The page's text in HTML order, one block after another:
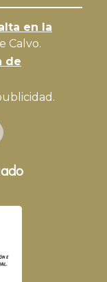
en la
Calvo.
de